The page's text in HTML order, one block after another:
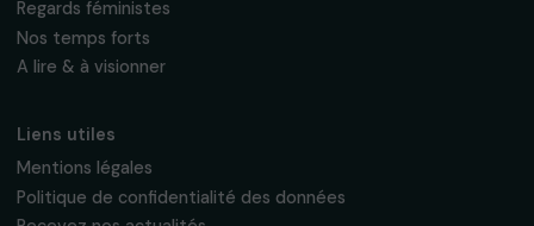
La Fondation & ses engagements
À propos de nous
Nos axes d’intervention